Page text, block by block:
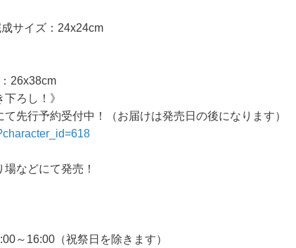
サイズ：24x24cm
26x38cm
ろし！》
て先行予約受付中！（お届けは発売日の後になります）
などにて発売！
～16:00（祝祭日を除きます）